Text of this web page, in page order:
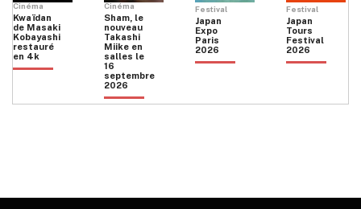
Cinéma
Kwaïdan
de Masaki
Kobayashi
restauré
en 4k
Cinéma
Sham, le
nouveau
Takashi
Miike en
salles le
16
septembre
2026
Festival
Japan
Expo
Paris
2026
Festival
Japan
Tours
Festival
2026